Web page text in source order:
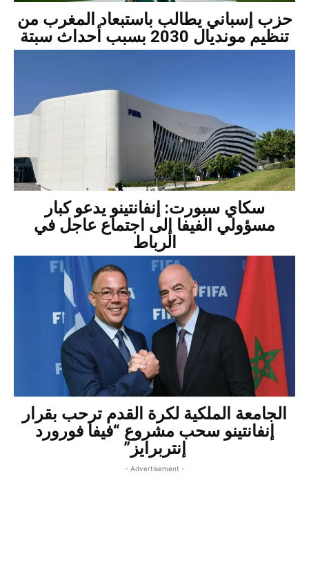
حزب إسباني يطالب باستبعاد المغرب من
تنظيم مونديال 2030 بسبب أحداث سبتة
سكاي سبورت: إنفانتينو يدعو كبار
مسؤولي الفيفا إلى اجتماع عاجل في
الرباط
الجامعة الملكية لكرة القدم ترحب بقرار
إنفانتينو سحب مشروع “فيفا فورورد
إنتربرايز”
- Advertisement -